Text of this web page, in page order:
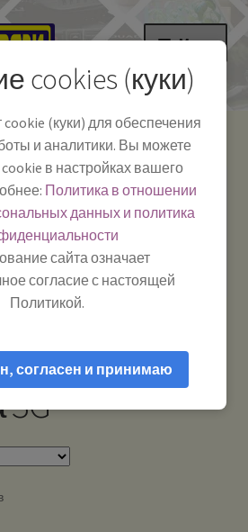
Меню
-
Телефон:+7-
391-249-1040
Тел.|WA|Telegram:
+79029904090
cookies (куки)
cookie (куки) для обеспечения
и аналитики. Вы можете
cookie в настройках вашего
Политика в отношении
данных и политика
сайта означает
согласие с настоящей
Политикой.
согласен и принимаю